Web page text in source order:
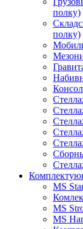
полку)
полку)
MS
MS
MS